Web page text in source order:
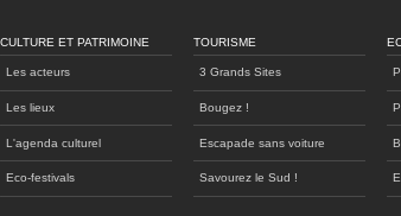
CULTURE ET PATRIMOINE
Les acteurs
Les lieux
L'agenda culturel
Eco-festivals
TOURISME
3 Grands Sites
Bougez !
Escapade sans voiture
Savourez le Sud !